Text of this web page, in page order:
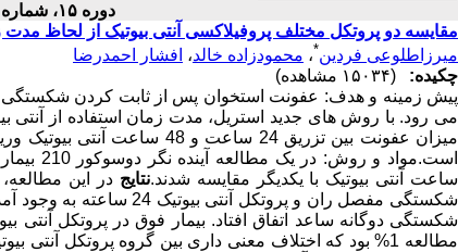
دوره ۱۵، شماره ۱ - ( فروردين ۱۳۸۳ )
مقایسه دو پروتکل مختلف پروفیلاکسی آنتی بیوتیک از لحاظ
میرزاطلوعی فردین*، محمودزاده خالد، افشار احمدرضا
چکیده:
(۱۵۰۳۴ مشاهده)
پیش زمینه و هدف: عفونت استخوان پس از ثابت کردن شکستگی
می رود. با روش های جدید استریل، مدت زمان استفاده از آنتی
میزان عفونت بین تزریق 24
ساعت آنتی بیوتیک با یکدیگر مقایسه شدند.نتایج در این
شکستگی مفصل ران و